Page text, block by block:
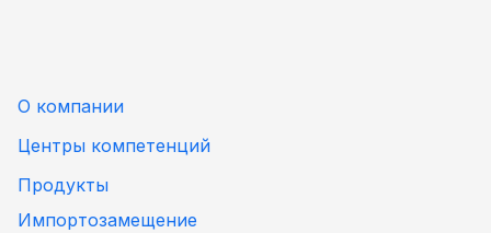
О компании
Центры компетенций
Продукты
Импортозамещение